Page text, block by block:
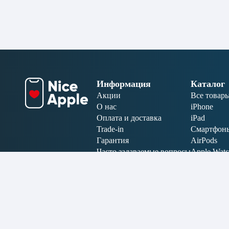
Информация
Акции
О нас
Оплата и доставка
Trade-in
Гарантия
Часто задаваемые вопросы
Каталог
Все
iPhone
iPad
AirPods
Apple